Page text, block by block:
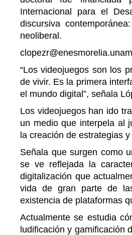
Internacional para el
discursiva
neoliberal.
“Los videojuegos son los
de vivir. Es la primera
el mundo digital”, señala
Los videojuegos han ido
un medio que interpela al
la creación de estrategias
Señala que surgen como
se ve reflejada la
digitalización que
vida de gran parte de
existencia de plataformas
Actualmente se estudia
ludificación y gamificación